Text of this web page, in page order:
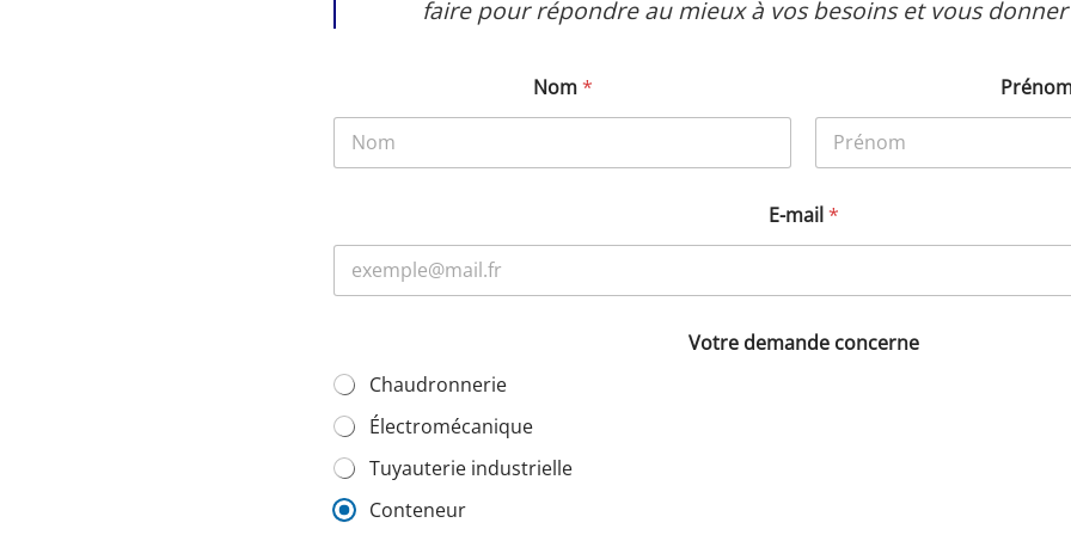
faire pour répondre au mieux à vos besoins et vous
Nom*
E-mail*
Votre demande concerne
Chaudronnerie
Électromécanique
Tuyauterie industrielle
Conteneur